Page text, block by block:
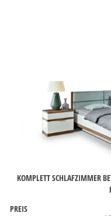
KOMPLETT SCHLAFZIMMER
PREIS